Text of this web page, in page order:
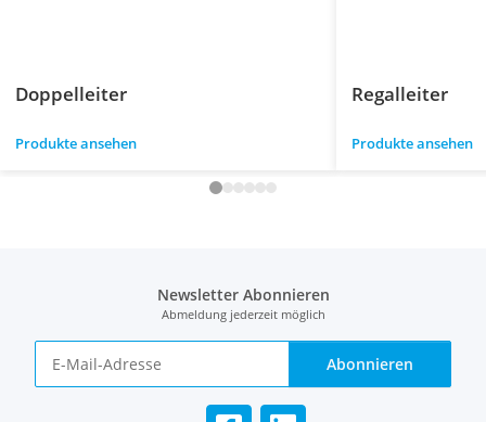
Doppelleiter
Produkte ansehen
Regalleiter
Produkte ansehen
Newsletter Abonnieren
Abmeldung jederzeit möglich
Abonnieren